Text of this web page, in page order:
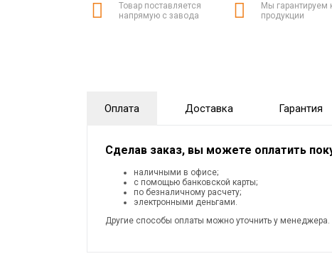
Товар поставляется
напрямую с завода
Мы гарантируем
продукции
Оплата Доставка Гарантия
Сделав заказ, вы можете оплатить
наличными в офисе;
с помощью банковской карты;
по безналичному расчету;
электронными деньгами.
Другие способы оплаты можно уточнить у менеджера.